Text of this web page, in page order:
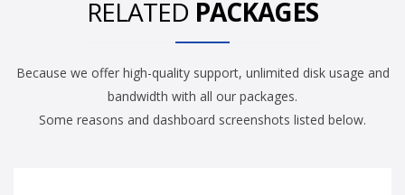
RELATED PACKAGES
Because we offer high-quality support, unlimited disk usage and
bandwidth with all our packages.
Some reasons and dashboard screenshots listed below.